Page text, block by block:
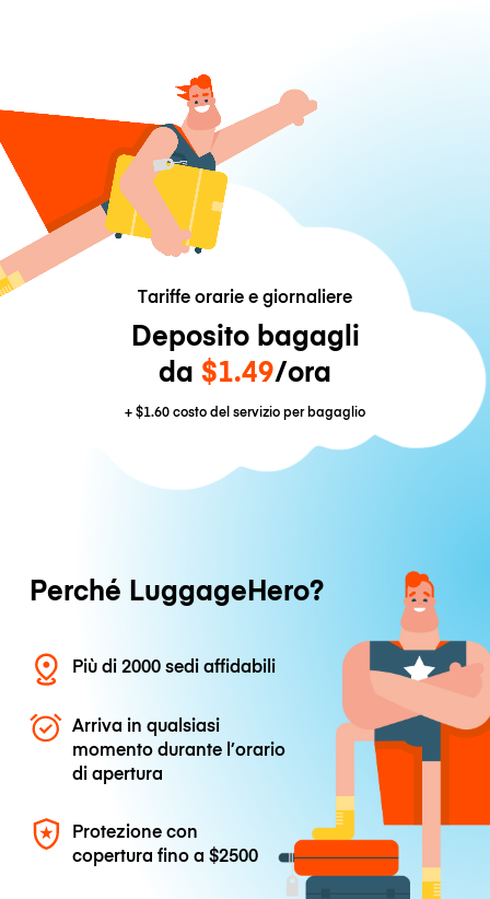
Tariffe orarie e giornaliere
Deposito bagagli
da $1.49/ora
+$1.60costo del servizio per bagaglio
Perché LuggageHero?
Più di 2000 sedi affidabili
Arriva in qualsiasi
momento durante l’orario
di apertura
Protezione con
copertura fino a$2500